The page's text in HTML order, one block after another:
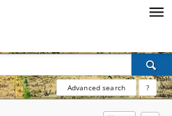
Advanced search ?